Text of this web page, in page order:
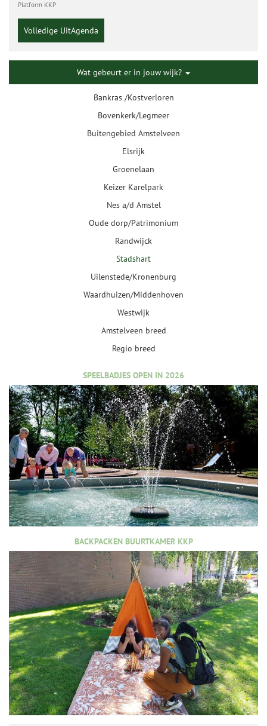
Platform KKP
Volledige UitAgenda
Wat gebeurt er in jouw wijk?
Bankras /Kostverloren
Bovenkerk/Legmeer
Buitengebied Amstelveen
Elsrijk
Groenelaan
Keizer Karelpark
Nes a/d Amstel
Oude dorp/Patrimonium
Randwijck
Stadshart
Uilenstede/Kronenburg
Waardhuizen/Middenhoven
Westwijk
Amstelveen breed
Regio breed
SPEELBADJES OPEN IN 2026
BACKPACKEN BUURTKAMER KKP